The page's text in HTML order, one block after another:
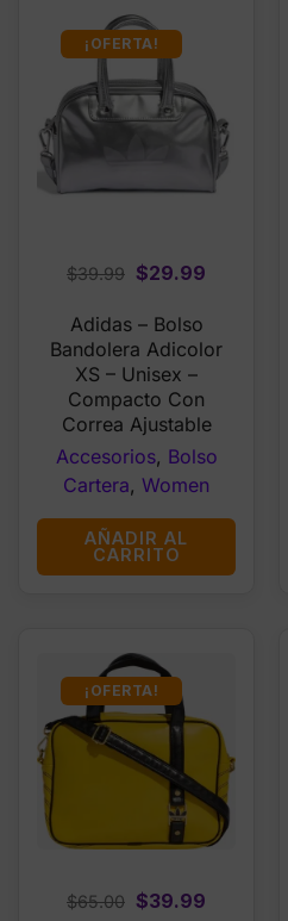
¡OFERTA!
$39.99 Original
was:
$39.99.
$29.99
$29.99.
Adidas – Bolso
Bandolera Adicolor
XS – Unisex –
Compacto Con
Correa Ajustable
Accesorios, Bolso
Cartera, Women
AÑADIR AL
CARRITO
¡OFERTA!
$65.00 Original
$39.99